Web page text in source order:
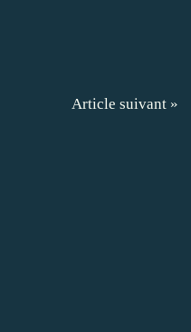
Article suivant »